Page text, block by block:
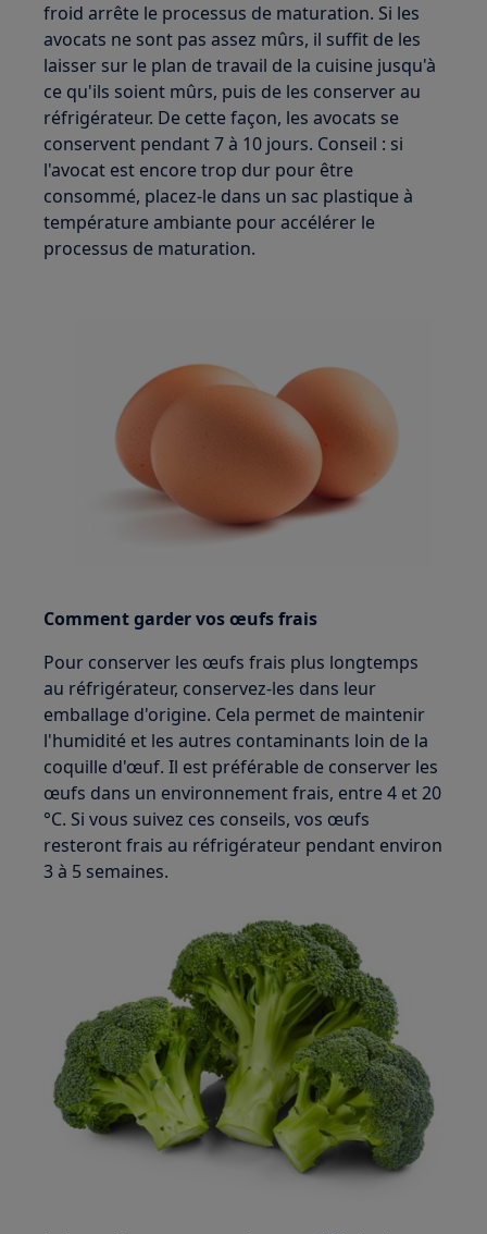
froid arrête le processus de maturation. Si les
avocats ne sont pas assez mûrs, il suffit de les
laisser sur le plan de travail de la cuisine jusqu'à
ce qu'ils soient mûrs, puis de les conserver au
réfrigérateur. De cette façon, les avocats se
conservent pendant 7 à 10 jours. Conseil : si
l'avocat est encore trop dur pour être
consommé, placez-le dans un sac plastique à
température ambiante pour accélérer le
processus de maturation.
Comment garder vos œufs frais
Pour conserver les œufs frais plus longtemps
au réfrigérateur, conservez-les dans leur
emballage d'origine. Cela permet de maintenir
l'humidité et les autres contaminants loin de la
coquille d'œuf. Il est préférable de conserver les
œufs dans un environnement frais, entre 4 et 20
°C. Si vous suivez ces conseils, vos œufs
resteront frais au réfrigérateur pendant environ
3 à 5 semaines.